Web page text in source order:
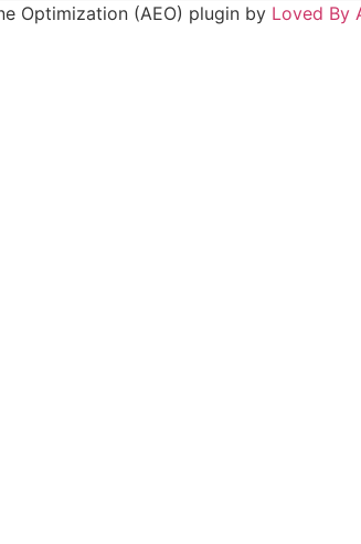
Optimization (AEO) plugin by Loved By